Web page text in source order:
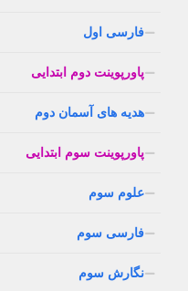
فارسی اول
پاورپوینت دوم ابتدایی
هدیه های آسمان دوم
پاورپوینت سوم ابتدایی
علوم سوم
فارسی سوم
نگارش سوم